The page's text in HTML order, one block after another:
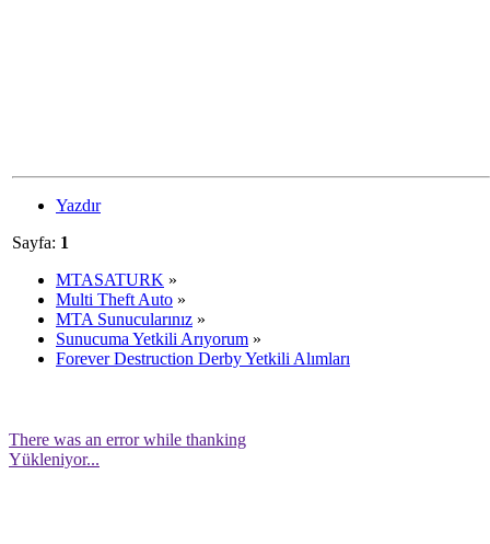
Yazdır
Sayfa: 1
MTASATURK »
Multi Theft Auto »
MTA Sunucularınız »
Sunucuma Yetkili Arıyorum »
Forever Destruction Derby Yetkili Alımları
There was an error while thanking
Yükleniyor...